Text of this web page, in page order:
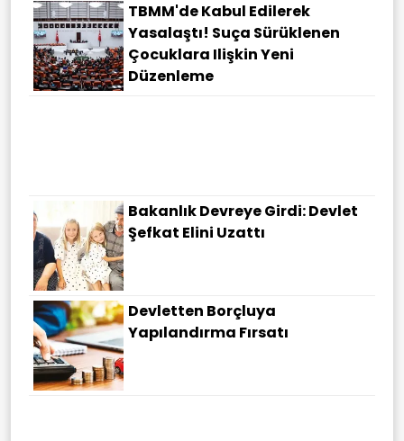
TBMM'de Kabul Edilerek
Yasalaştı! Suça Sürüklenen
Çocuklara Ilişkin Yeni
Düzenleme
Bakanlık Devreye Girdi: Devlet
Şefkat Elini Uzattı
Devletten Borçluya
Yapılandırma Fırsatı